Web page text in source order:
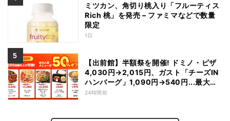
ミツカン、角切り桃入り「フルーティス
Rich 桃」を発売 – ファミマなどで数量
限定
1日
【出前館】半額祭を開催! ドミノ・ピザ
4,030円→2,015円、ガスト「チーズIN
ハンバーグ」1,090円→540円...最大
1,500円OFFの「リピ得クーポン」も配
24時間前